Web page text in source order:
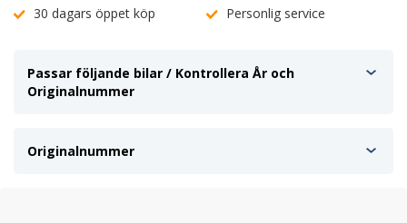
30 dagars öppet köp
Personlig service
Passar följande bilar / Kontrollera År och
Originalnummer
Originalnummer